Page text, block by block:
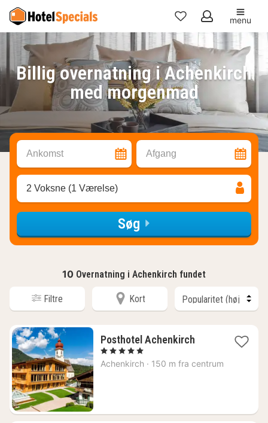
Mine
favoritter
menu
Billig overnatning i Achenkirch
med morgenmad
Ankomst Afgang
2 Voksne (1 Værelse)
Søg
10 Overnatning i Achenkirch fundet
Filtre Kort
Posthotel Achenkirch1
fra
, 5 Stjerner
Achenkirch · 150 m fra centrum